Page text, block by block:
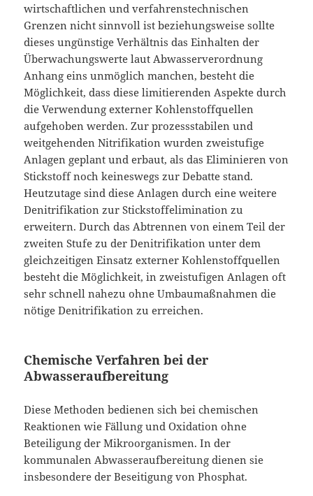
wirtschaftlichen und verfahrenstechnischen
Grenzen nicht sinnvoll ist beziehungsweise sollte
dieses ungünstige Verhältnis das Einhalten der
Überwachungswerte laut Abwasserverordnung
Anhang eins unmöglich manchen, besteht die
Möglichkeit, dass diese limitierenden Aspekte durch
die Verwendung externer Kohlenstoffquellen
aufgehoben werden. Zur prozessstabilen und
weitgehenden Nitrifikation wurden zweistufige
Anlagen geplant und erbaut, als das Eliminieren von
Stickstoff noch keineswegs zur Debatte stand.
Heutzutage sind diese Anlagen durch eine weitere
Denitrifikation zur Stickstoffelimination zu
erweitern. Durch das Abtrennen von einem Teil der
zweiten Stufe zu der Denitrifikation unter dem
gleichzeitigen Einsatz externer Kohlenstoffquellen
besteht die Möglichkeit, in zweistufigen Anlagen oft
sehr schnell nahezu ohne Umbaumaßnahmen die
nötige Denitrifikation zu erreichen.
Chemische Verfahren bei der
Abwasseraufbereitung
Diese Methoden bedienen sich bei chemischen
Reaktionen wie Fällung und Oxidation ohne
Beteiligung der Mikroorganismen. In der
kommunalen Abwasseraufbereitung dienen sie
insbesondere der Beseitigung von Phosphat.